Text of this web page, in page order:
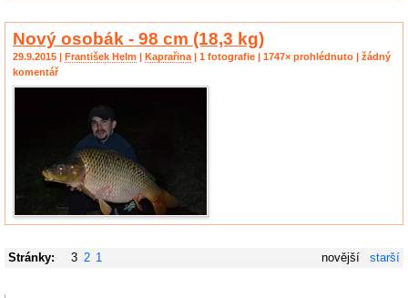
Nový osobák - 98 cm (18,3 kg)
29.9.2015 | František Helm Kaprařina | 1 fotografie | 1747× prohlédnuto | žádný
komentář
novější starší
Stránky: 3 2 1